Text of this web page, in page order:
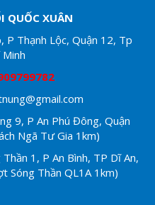
tôi mới xuất hàng.
QUỐC XUÂN
P Thạnh Lộc, Quận 12, Tp
Minh
9, P An Phú Đông, Quận
Ngã Tư Gia 1km)
1, P An Bình, TP Dĩ An,
Sóng Thần QL1A 1km)